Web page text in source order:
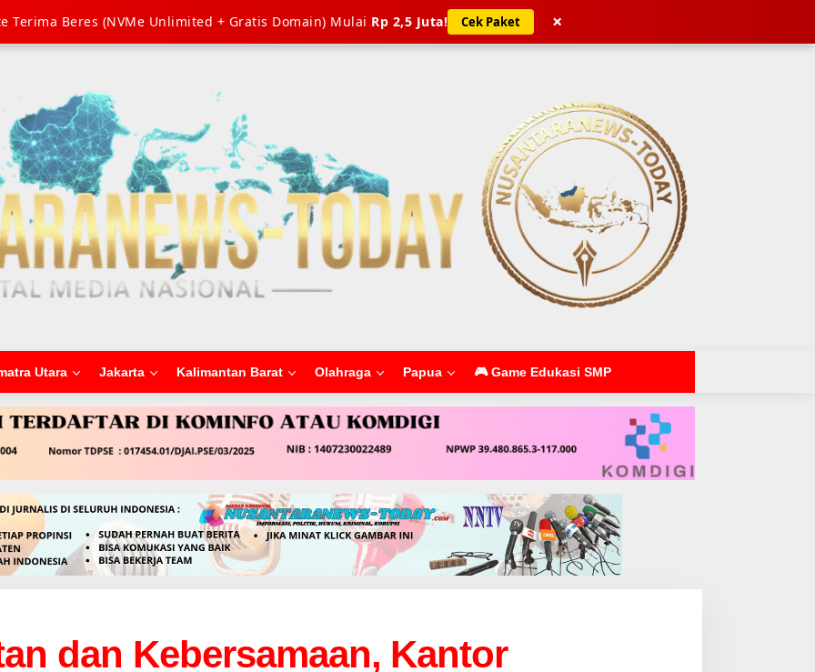
Terima Beres (NVMe Unlimited + Gratis Domain) Mulai Rp 2,5 Juta! Cek Paket ×
Utara Jakarta Kalimantan Barat Olahraga Papua 🎮 Game Edukasi SMP
dan Kebersamaan, Kantor